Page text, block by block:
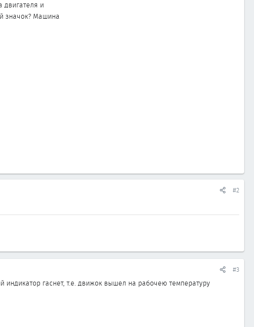
двигателя и
значок? Машина
#2
#3
индикатор гаснет, т.е. движок вышел на рабочею температуру